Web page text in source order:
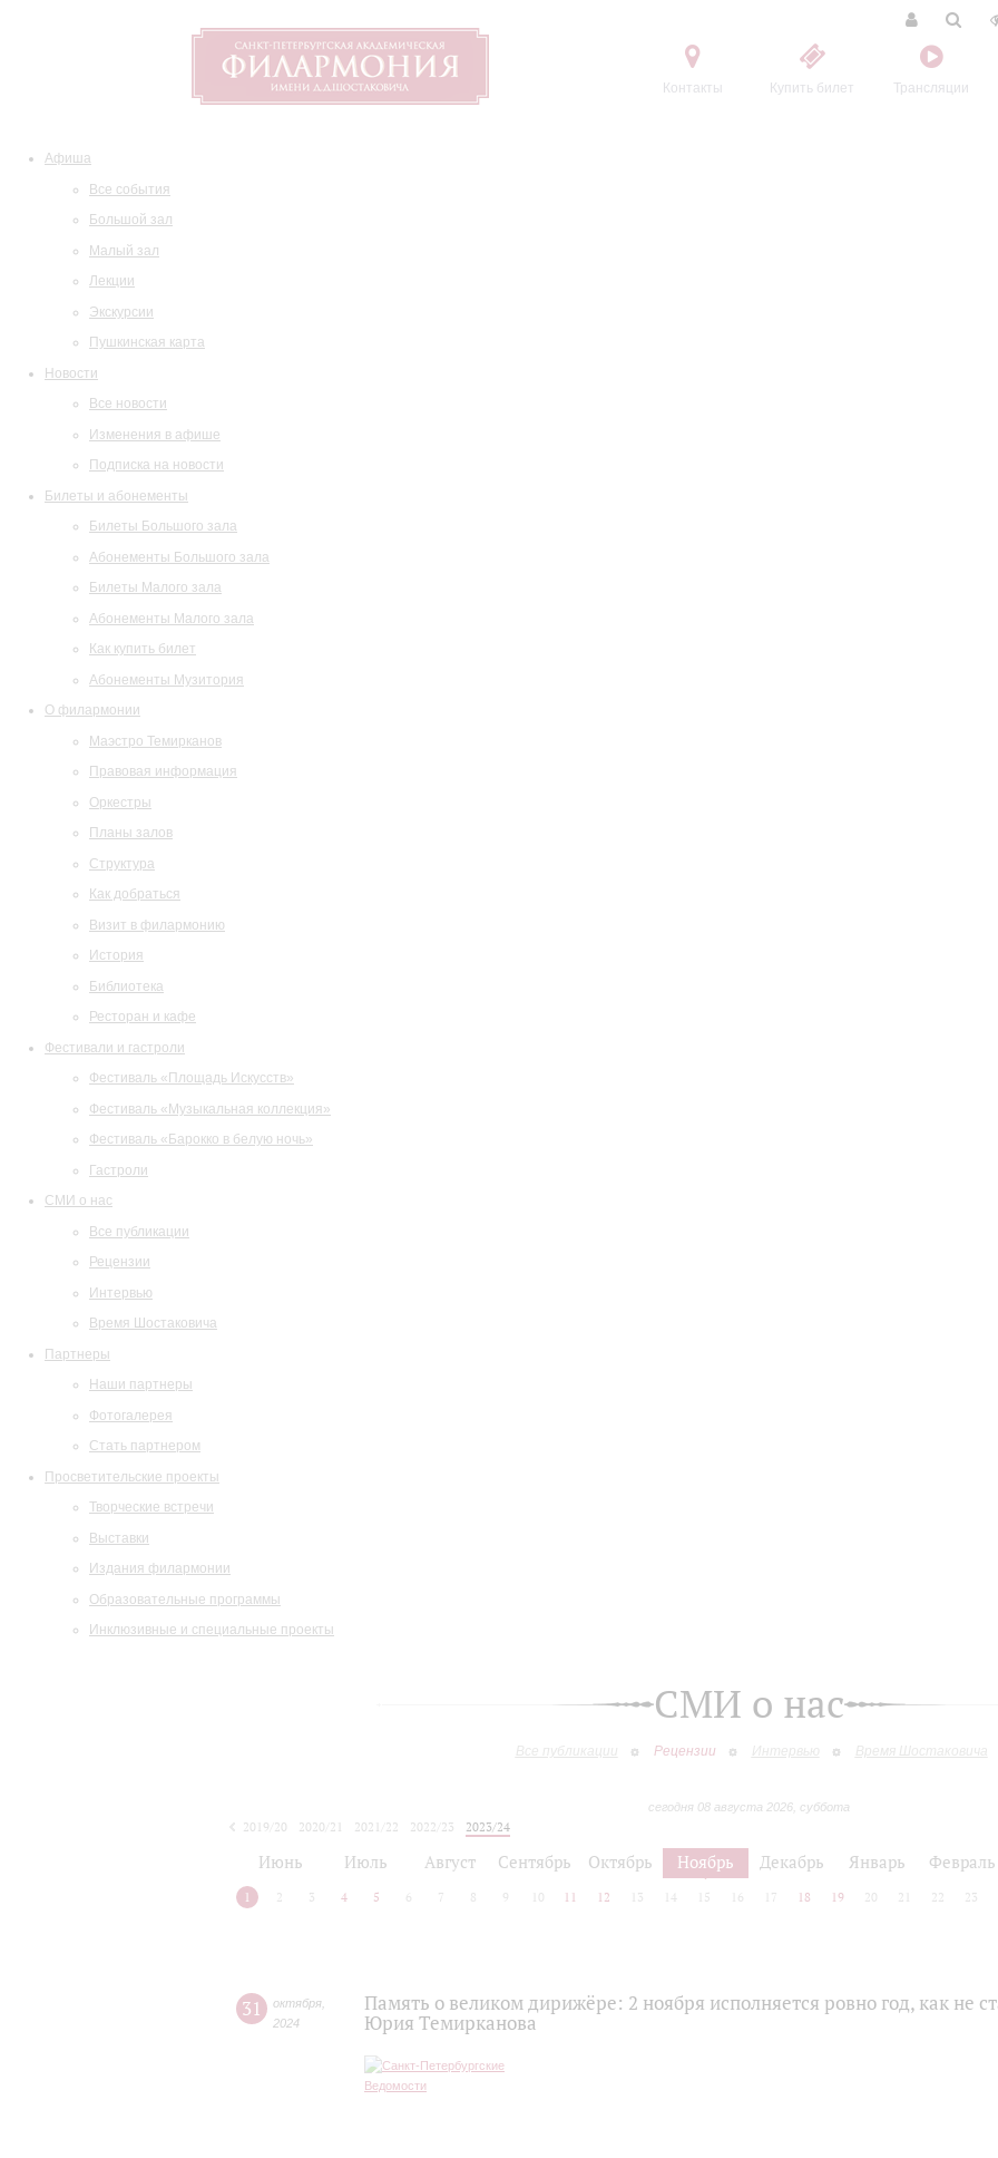
Контакты Купить билет Трансляции
Афиша
Все события
Большой зал
Малый зал
Лекции
Экскурсии
Пушкинская карта
Новости
Все новости
Изменения в афише
Подписка на новости
Билеты и абонементы
Билеты Большого зала
Абонементы Большого зала
Билеты Малого зала
Абонементы Малого зала
Как купить билет
Абонементы Музитория
О филармонии
Маэстро Темирканов
Правовая информация
Оркестры
Планы залов
Структура
Как добраться
Визит в филармонию
История
Библиотека
Ресторан и кафе
Фестивали и гастроли
Фестиваль «Площадь Искусств»
Фестиваль «Музыкальная коллекция»
Фестиваль «Барокко в белую ночь»
Гастроли
СМИ о нас
Все публикации
Рецензии
Интервью
Время Шостаковича
Партнеры
Наши партнеры
Фотогалерея
Стать партнером
Просветительские проекты
Творческие встречи
Выставки
Издания филармонии
Образовательные программы
Инклюзивные и специальные проекты
СМИ о нас
Все публикации Рецензии Интервью Время Шостаковича
сегодня 08 августа 2026, суббота
2019/20 2020/21 2021/22 2022/23
2023/24
Июнь Июль Август Сентябрь Октябрь Ноябрь Декабрь Январь Февраль
1 2 3 4 5 6 7 8 9 10 11 12 13 14 15 16 17 18 19 20 21 22 23
31 октября
2024
Память о великом дирижёре: 2 ноября исполняется ровно год, как не
Юрия Темирканова